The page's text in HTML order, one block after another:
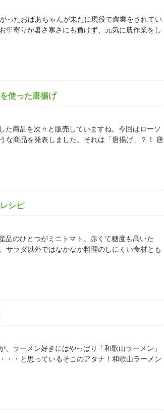
ったおばあちゃんが未だに現役で農業をされてい
年寄りが暑さ寒さにも負けず、元気に農作業をし
使った唐揚げ
た商品を次々と販売していますね。今回はローソ
な商品を発表しました。それは「唐揚げ」？！ 唐
シピ
品のひとつがミニトマト。赤くて糖度も高いた
サラダ以外ではなかなか料理のしにくい食材とも
ラーメン好きにはやっぱり「和歌山ラーメン」
・・と思っているそこのアタナ！和歌山ラーメン